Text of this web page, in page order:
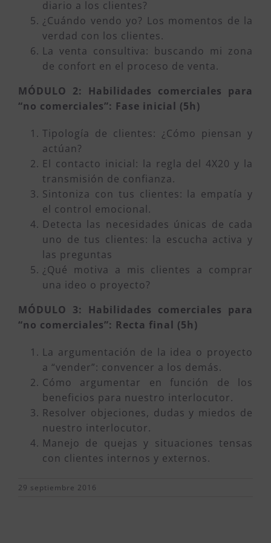
diario a los clientes?
¿Cuándo vendo yo? Los momentos de la
verdad con los clientes.
La venta consultiva: buscando mi zona
de confort en el proceso de venta.
MÓDULO 2: Habilidades comerciales para
“no comerciales”: Fase inicial (5h)
Tipología de clientes: ¿Cómo piensan y
actúan?
El contacto inicial: la regla del 4X20 y la
transmisión de confianza.
Sintoniza con tus clientes: la empatía y
el control emocional.
Detecta las necesidades únicas de cada
uno de tus clientes: la escucha activa y
las preguntas
¿Qué motiva a mis clientes a comprar
una ideo o proyecto?
MÓDULO 3: Habilidades comerciales para
“no comerciales”: Recta final (5h)
La argumentación de la idea o proyecto
a “vender”: convencer a los demás.
Cómo argumentar en función de los
beneficios para nuestro interlocutor.
Resolver objeciones, dudas y miedos de
nuestro interlocutor.
Manejo de quejas y situaciones tensas
con clientes internos y externos.
29 septiembre 2016